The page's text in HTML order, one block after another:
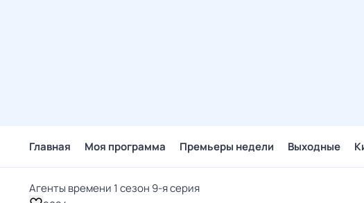
Главная Моя программа Премьеры недели Выходные
Агенты времени 1 сезон 9-я серия